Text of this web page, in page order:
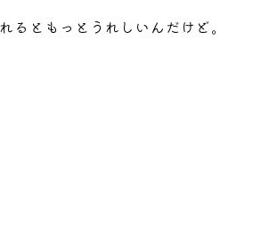
るともっとうれしいんだけど。